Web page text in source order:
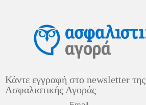
Κάντε εγγραφή στο newsletter της
Ασφαλιστικής Αγοράς